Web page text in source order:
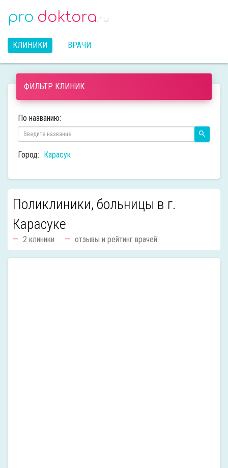
pro-doktora.ru
КЛИНИКИ ВРАЧИ
ФИЛЬТР КЛИНИК
По названию:
Город: Карасук
Поликлиники, больницы в г.
Карасуке
2 клиники отзывы и рейтинг врачей